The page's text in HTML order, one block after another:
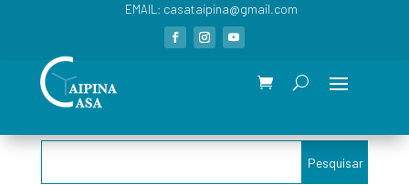
EMAIL: casataipina@gmail.com